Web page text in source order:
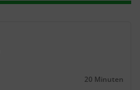
Dauer:
20 Minuten